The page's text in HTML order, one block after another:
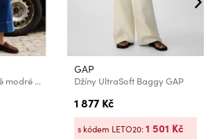
Džíny culotte tmavě modré Moodo
GAP
Džíny UltraSoft Baggy GAP
1 877 Kč
s kódem LETO20:1 501 Kč